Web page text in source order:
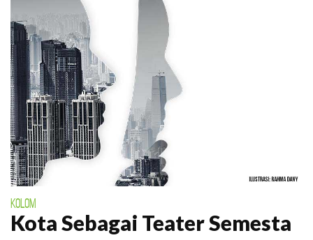
KOLOM
Kota Sebagai Teater Semesta